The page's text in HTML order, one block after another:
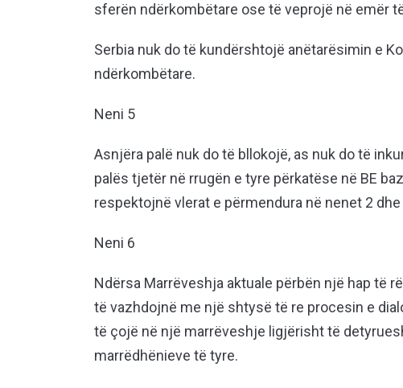
sferën ndërkombëtare ose të veprojë në emër
Serbia nuk do të kundërshtojë anëtarësimin e
ndërkombëtare.
Neni 5
Asnjëra palë nuk do të bllokojë, as nuk do të
palës tjetër në rrugën e tyre përkatëse në BE
respektojnë vlerat e përmendura në nenet 2
Neni 6
Ndërsa Marrëveshja aktuale përbën një hap të
të vazhdojnë me një shtysë të re procesin e
të çojë në një marrëveshje ligjërisht të
marrëdhënieve të tyre.